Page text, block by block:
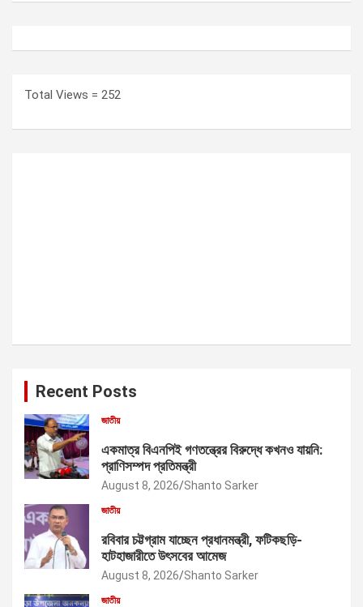
Total Views = 252
Recent Posts
জাতীয়
একমাত্র বিএনপিই গণতন্ত্রের বিরুদ্ধে কখনও যায়নি:
প্রাণিসম্পদ প্রতিমন্ত্রী
August 8, 2026 Shanto Sarker
জাতীয়
রবিবার চট্টগ্রাম যাচ্ছেন প্রধানমন্ত্রী, ফটিকছড়ি-
হাটহাজারীতে উৎসবের আমেজ
August 8, 2026 Shanto Sarker
জাতীয়